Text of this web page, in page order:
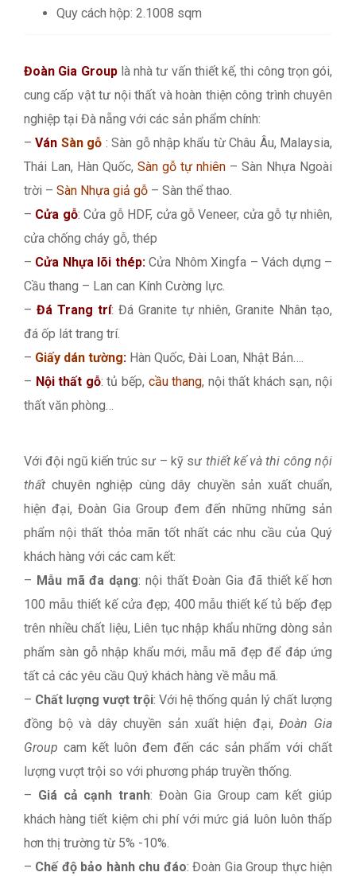
Quy cách hộp: 2.1008 sqm
Đoàn Gia Grouplà nhà tư vấn thiết kế, thi công trọn gói,
cung cấp vật tư nội thất và hoàn thiện công trình chuyên
nghiệp tại Đà nẵng với các sản phẩm chính:
–Ván Sàn gỗ : Sàn gỗ nhập khẩu từ Châu Âu, Malaysia,
Thái Lan, Hàn Quốc, Sàn gỗ tự nhiên – Sàn Nhựa Ngoài
trời – Sàn Nhựa giả gỗ – Sàn thể thao.
– Cửa gỗ: Cửa gỗ HDF, cửa gỗ Veneer, cửa gỗ tự nhiên,
cửa chống cháy gỗ, thép
– Cửa Nhựa lõi thép:Cửa Nhôm Xingfa – Vách dựng –
Cầu thang – Lan can Kính Cường lực.
– Đá Trang trí: Đá Granite tự nhiên, Granite Nhân tạo,
đá ốp lát trang trí.
– Giấy dán tường: Hàn Quốc, Đài Loan, Nhật Bản….
– Nội thất gỗ: tủ bếp, cầu thang, nội thất khách sạn, nội
thất văn phòng…
Với đội ngũ kiến trúc sư – kỹ sư thiết kế và thi công nội
thất chuyên nghiệp cùng dây chuyền sản xuất chuẩn,
hiện đại, Đoàn Gia Group đem đến những những sản
phẩm nội thất thỏa mãn tốt nhất các nhu cầu của Quý
khách hàng với các cam kết:
– Mẫu mã đa dạng: nội thất Đoàn Gia đã thiết kế hơn
100 mẫu thiết kế cửa đẹp; 400 mẫu thiết kế tủ bếp đẹp
trên nhiều chất liệu, Liên tục nhập khẩu những dòng sản
phẩm sàn gỗ nhập khẩu mới, mẫu mã đẹp để đáp ứng
tất cả các yêu cầu Quý khách hàng về mẫu mã.
– Chất lượng vượt trội: Với hệ thống quản lý chất lượng
đồng bộ và dây chuyền sản xuất hiện đại,Đoàn Gia
Group cam kết luôn đem đến các sản phẩm với chất
lượng vượt trội so với phương pháp truyền thống.
– Giá cả cạnh tranh: Đoàn Gia Group cam kết giúp
khách hàng tiết kiệm chi phí với mức giá luôn luôn thấp
hơn thị trường từ 5% -10%.
– Chế độ bảo hành chu đáo: Đoàn Gia Group thực hiện